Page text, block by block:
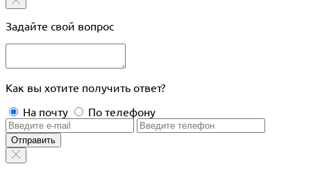
Задайте свой вопрос
Как вы хотите получить ответ?
На почту
По телефону
Отправить